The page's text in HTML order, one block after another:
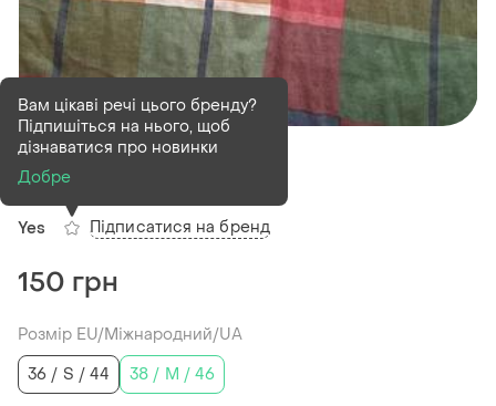
В наявності1 шт
Шорти
Yes
Вам цікаві речі цього бренду?
Підпишіться на нього, щоб
дізнаватися про новинки
Добре
Підписатися на бренд
150 грн
Розмір EU/Міжнародний/UA
36 / S / 44
38 / M / 46